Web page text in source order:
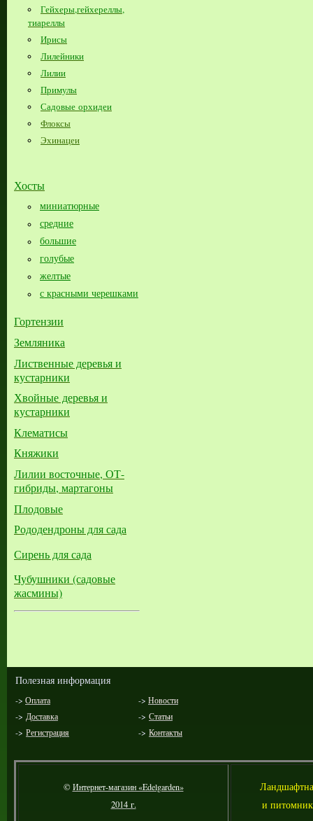
Гейхеры,гейхереллы,
тиареллы
Ирисы
Лилейники
Лилии
Примулы
Садовые орхидеи
Флоксы
Эхинацеи
Хосты
миниатюрные
средние
большие​
голубые
желтые
с красными черешками
Гортензии
Земляника
Лиственные деревья и
кустарники
Хвойные деревья и
кустарники
Клематисы
Княжики
Лилии восточные, ОТ-
гибриды, мартагоны
Плодовые
Рододендроны для сада
Сирень для сада
Чубушники (садовые
жасмины)
Полезная информация
-> Оплата -> Новости
-> Доставка -> Статьи
-> Регистрация -> Контакты
©Интернет-магазин «Edelgarden»
2014 г.
Л
и питомник